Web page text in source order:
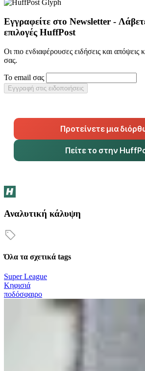
Εγγραφείτε στο Newsletter -
επιλογές HuffPost
Οι πιο ενδιαφέρουσες ειδήσεις και απόψεις
σας.
Το email σας
Εγγραφή στις ειδοποιήσεις
Προτείνετε μια
Πείτε το στην
Αναλυτική κάλυψη
Όλα τα σχετικά tags
Super League
Κηφισιά
ποδόσφαιρο